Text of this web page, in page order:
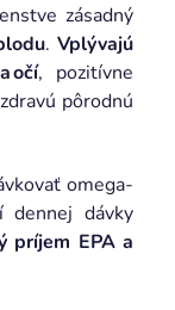
zásadný
. Vplývajú
očí, pozitívne
pôrodnú
omega-
dávky
príjem EPA a